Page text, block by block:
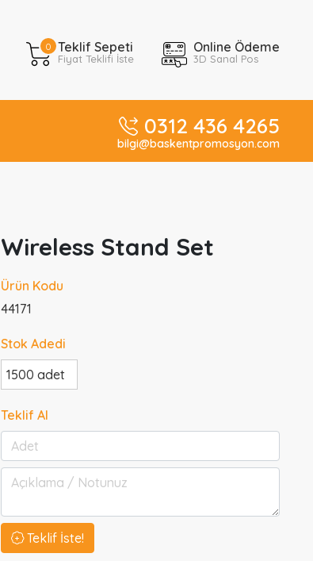
0 Teklif Sepeti
Fiyat Teklifi İste
Online Ödeme
3D Sanal Pos
0312 436 4265
bilgi@baskentpromosyon.com
Wireless Stand Set
Ürün Kodu
44171
Stok Adedi
1500 adet
Teklif Al
Teklif İste!